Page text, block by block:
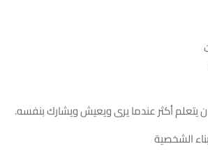
يتعلم أكثر عندما يرى ويعيش ويشارك بنفسه.
الشخصية